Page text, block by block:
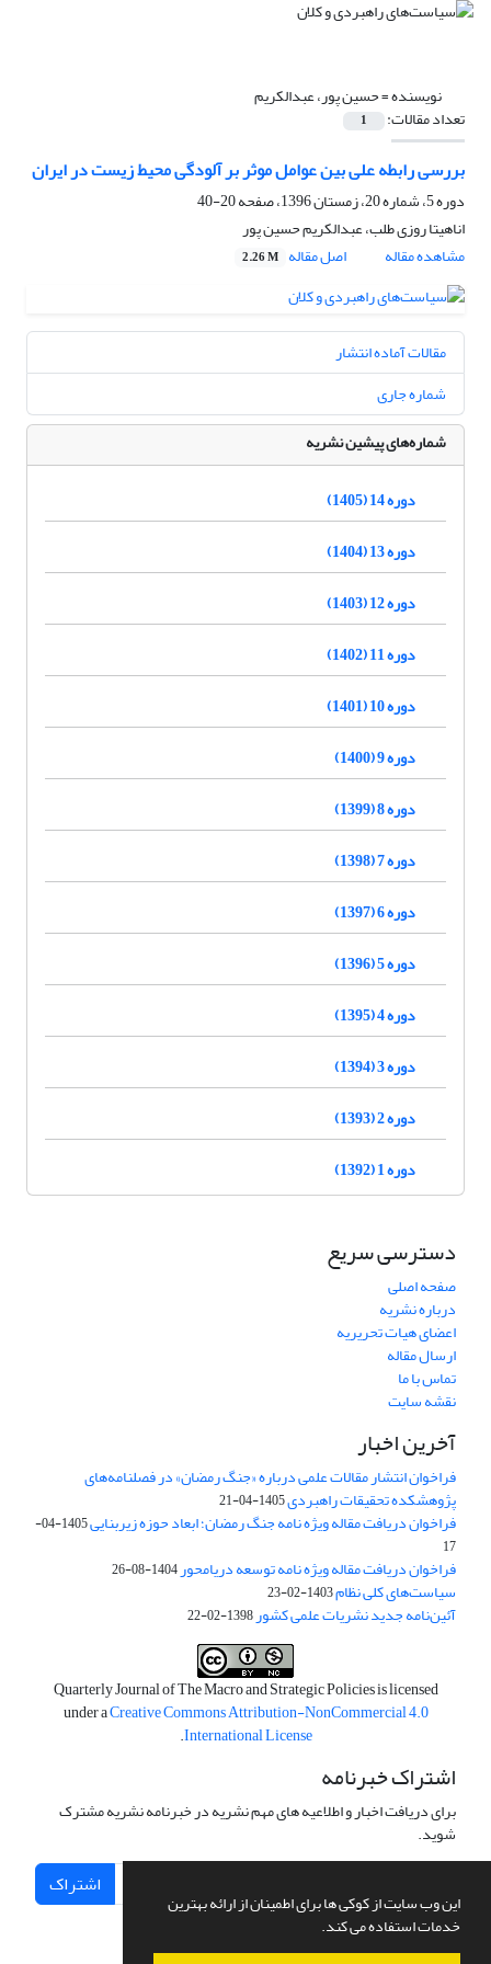
این وب سایت از کوکی ها برای اطمینان از ارائه بهترین
خدمات استفاده می کند.
نویسنده =حسین پور، عبدالکریم
تعداد مقالات: 1
بررسی رابطه علی بین عوامل موثر بر آلودگی محیط زیست در ایران
دوره 5، شماره 20، زمستان 1396، صفحه
20-40
اناهیتا روزی طلب، عبدالکریم حسین پور
مشاهده مقاله
اصل مقاله 2.26 M
مقالات آماده انتشار
شماره جاری
شماره‌های پیشین نشریه
دوره 14 (1405)
دوره 13 (1404)
دوره 12 (1403)
دوره 11 (1402)
دوره 10 (1401)
دوره 9 (1400)
دوره 8 (1399)
دوره 7 (1398)
دوره 6 (1397)
دوره 5 (1396)
دوره 4 (1395)
دوره 3 (1394)
دوره 2 (1393)
دوره 1 (1392)
دسترسی سریع
صفحه اصلی
درباره نشریه
اعضای هیات تحریریه
ارسال مقاله
تماس با ما
نقشه سایت
آخرین اخبار
فراخوان انتشار مقالات علمی درباره «جنگ رمضان» در فصلنامه‌های
پژوهشکده تحقیقات راهبردی1405-04-21
فراخوان دریافت مقاله ویژه نامه جنگ رمضان؛ ابعاد حوزه زیربنایی
1405-04-
17
فراخوان دریافت مقاله ویژه نامه توسعه دریامحور1404-08-26
سیاست‌های کلی نظام1403-02-23
آئین‌نامه جدید نشریات علمی کشور1398-02-22
Quarterly Journal of The Macro and Strategic Policies is licensed
under aCreative Commons Attribution-NonCommercial 4.0
International License
.
اشتراک خبرنامه
برای دریافت اخبار و اطلاعیه های مهم نشریه در خبرنامه نشریه مشترک
شوید.
اشتراک